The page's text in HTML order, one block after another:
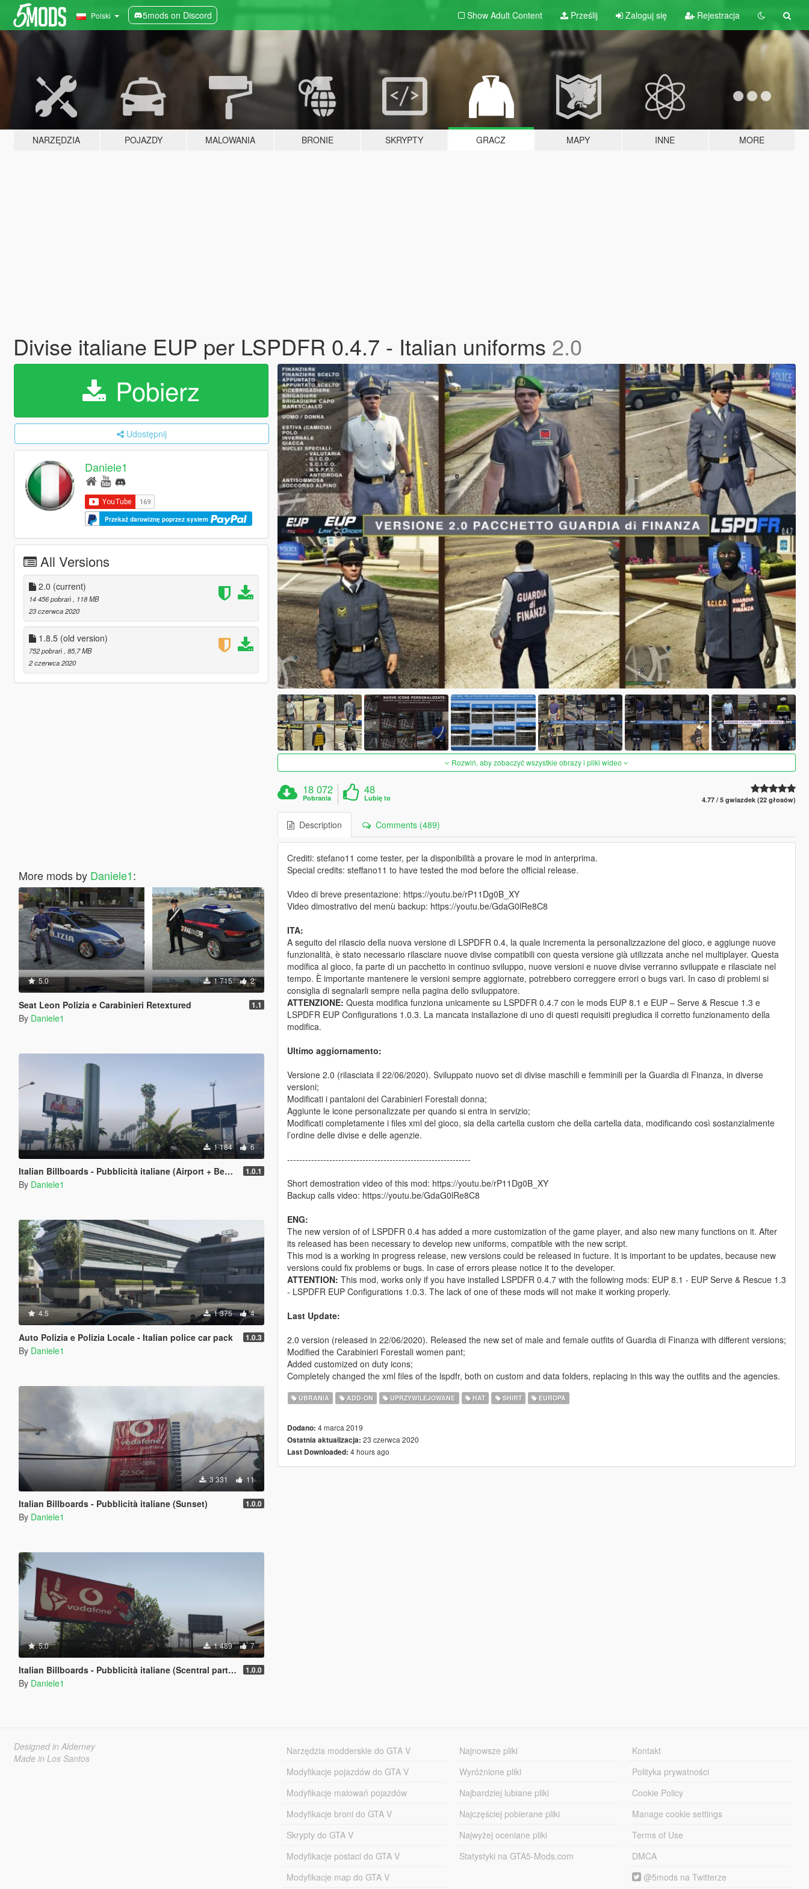
Polski 5mods on Discord Show Adult Content Prześlij Zaloguj się Rejestracja
NARZĘDZIA POJAZDY MALOWANIA BRONIE SKRYPTY GRACZ MAPY INNE MORE
Divise italiane EUP per LSPDFR 0.4.7 - Italian uniforms 2.0
Pobierz
Udostępnij
Daniele1
Przekaż darowiznę poprzez system
All Versions
2.0 (current)
14 456 pobrań
, 118 MB
23 czerwca 2020
1.8.5 (old version)
752 pobrań , 85,7 MB
2 czerwca 2020
More mods by Daniele1:
5.0 1 715 2
Seat Leon Polizia e Carabinieri Retextured 1.1
By Daniele1
1 184 6
Italian Billboards - Pubblicità italiane (Airport + Beverly + Cityhills + Port) 1.0.1
By Daniele1
4.5 1 375 4
Auto Polizia e Polizia Locale - Italian police car pack 1.0.3
By Daniele1
3 331 11
Italian Billboards - Pubblicità italiane (Sunset) 1.0.0
By Daniele1
5.0 1 489 7
Italian Billboards - Pubblicità italiane (Scentral part 2) 1.0.0
By Daniele1
Rozwiń, aby zobaczyć wszystkie obrazy i pliki wideo
18 072
Pobrania
48
Lubię to 4.77 / 5 gwiazdek (22 głosów)
Description Comments (489)
Crediti: stefano11 come tester, per la disponibilità a provare le mod in anterprima.
Special credits: steffano11 to have tested the mod before the official release.
Video di breve presentazione: https://youtu.be/rP11Dg0B_XY
Video dimostrativo del menù backup: https://youtu.be/GdaG0lRe8C8
ITA:
A seguito del rilascio della nuova versione di LSPDFR 0.4, la quale incrementa la personalizzazione del gioco, e aggiunge nuove
funzionalità, è stato necessario rilasciare nuove divise compatibili con questa versione già utilizzata anche nel multiplayer. Questa
modifica al gioco, fa parte di un pacchetto in continuo sviluppo, nuove versioni e nuove divise verranno sviluppate e rilasciate nel
tempo. È importante mantenere le versioni sempre aggiornate, potrebbero correggere errori o bugs vari. In caso di problemi si
consiglia di segnalarli sempre nella pagina dello sviluppatore.
ATTENZIONE: Questa modifica funziona unicamente su LSPDFR 0.4.7 con le mods EUP 8.1 e EUP – Serve & Rescue 1.3 e
LSPDFR EUP Configurations 1.0.3. La mancata installazione di uno di questi requisiti pregiudica il corretto funzionamento della
modifica.
Ultimo aggiornamento:
Versione 2.0 (rilasciata il 22/06/2020). Sviluppato nuovo set di divise maschili e femminili per la Guardia di Finanza, in diverse
versioni;
Modificati i pantaloni dei Carabinieri Forestali donna;
Aggiunte le icone personalizzate per quando si entra in servizio;
Modificati completamente i files xml del gioco, sia della cartella custom che della cartella data, modificando così sostanzialmente
l’ordine delle divise e delle agenzie.
-------------------------------------------------------------
Short demostration video of this mod: https://youtu.be/rP11Dg0B_XY
Backup calls video: https://youtu.be/GdaG0lRe8C8
ENG:
The new version of of LSPDFR 0.4 has added a more customization of the game player, and also new many functions on it. After
its released has been necessary to develop new uniforms, compatible with the new script.
This mod is a working in progress release, new versions could be released in fucture. It is important to be updates, because new
versions could fix problems or bugs. In case of errors please notice it to the developer.
ATTENTION: This mod, works only if you have installed LSPDFR 0.4.7 with the following mods: EUP 8.1 - EUP Serve & Rescue 1.3
- LSPDFR EUP Configurations 1.0.3. The lack of one of these mods will not make it working properly.
Last Update:
2.0 version (released in 22/06/2020). Released the new set of male and female outfits of Guardia di Finanza with different versions;
Modified the Carabinieri Forestali women pant;
Added customized on duty icons;
Completely changed the xml files of the lspdfr, both on custom and data folders, replacing in this way the outfits and the agencies.
UBRANIA ADD-ON UPRZYWILEJOWANE HAT SHIRT EUROPA
Dodano: 4 marca 2019
Ostatnia aktualizacja: 23 czerwca 2020
Last Downloaded: 4 hours ago
Designed in Alderney
Made in Los Santos
Narzędzia modderskie do GTA V
Modyfikacje pojazdów do GTA V
Modyfikacje malowań pojazdów
Modyfikacje broni do GTA V
Skrypty do GTA V
Modyfikacje postaci do GTA V
Modyfikacje map do GTA V
Najnowsze pliki
Wyróżnione pliki
Najbardziej lubiane pliki
Najczęściej pobierane pliki
Najwyżej oceniane pliki
Statystyki na GTA5-Mods.com
Kontakt
Polityka prywatności
Cookie Policy
Manage cookie settings
Terms of Use
DMCA
@5mods na Twitterze